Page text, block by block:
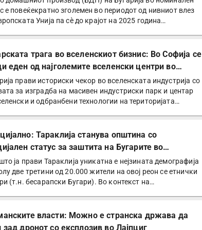
е повеќекратно зголемен во периодот од нивниот влез
Унија па сè до крајот на 2025 година…
трага во вселенскиот бизнис: Во Софија се
еден од најголемите вселенски центри во
прави историски чекор во вселенската индустрија со
за изградба на масивен индустриски парк и центар
и одбранбени технологии на територијата…
Тараклија станува општина со
статус за заштита на Бугарите во
ја прави Тараклија уникатна е нејзината демографија
две третини од 20.000 жители на овој реон се етнички
(т.н. бесарапски Бугари). Во контекст на…
власти: Можно е странска држава да
зад дронот со експлозив во Лајпциг